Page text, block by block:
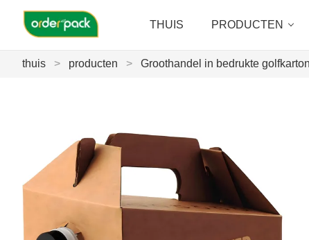
THUIS PRODUCTEN
thuis > producten > Groothandel in bedrukte